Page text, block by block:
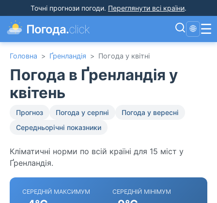
Точні прогнози погоди. Переглянути всі країни.
Погода.click 🌐 ☰
Головна > Ґренландія > Погода у квітні
Погода в Ґренландія у
квітень
Прогноз Погода у серпні
Погода у вересні
Середньорічні показники
Кліматичні норми по всій країні для 15 міст у
Ґренландія.
СЕРЕДНІЙ МАКСИМУМ СЕРЕДНІЙ МІНІМУМ